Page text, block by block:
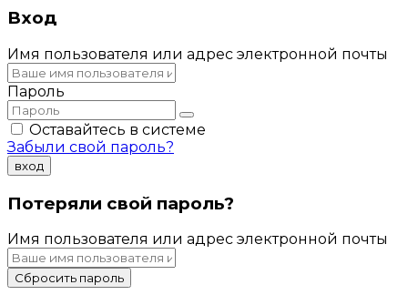
Вход
Имя пользователя или адрес электронной почты
Пароль
Оставайтесь в системе
Забыли свой пароль?
вход
Потеряли свой пароль?
Имя пользователя или адрес электронной почты
Сбросить пароль